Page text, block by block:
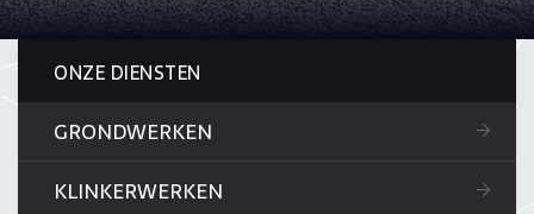
ONZE DIENSTEN
GRONDWERKEN
KLINKERWERKEN